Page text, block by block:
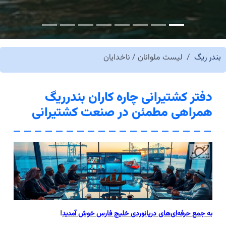
بندر ریگ لیست ملوانان / ناخدایان
دفتر کشتیرانی چاره کاران بندرریگ
همراهی مطمئن در صنعت کشتیرانی
به جمع حرفه‌ای‌های دریانوردی خلیج فارس خوش آمدید!